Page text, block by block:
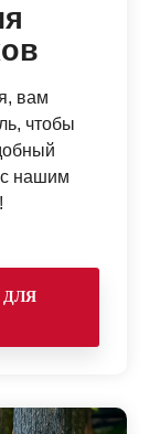
вам
чтобы
с нашим
ДЛЯ